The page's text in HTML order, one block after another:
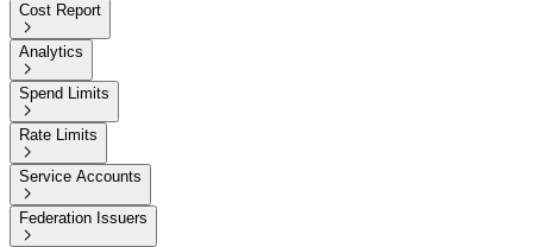
Cost Report

Analytics

Spend Limits

Rate Limits

Service Accounts

Federation Issuers
